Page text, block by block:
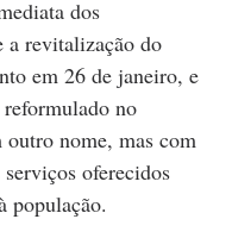
dos
a revitalização do
em 26 de janeiro, e
reformulado no
nome, mas com
oferecidos
população.